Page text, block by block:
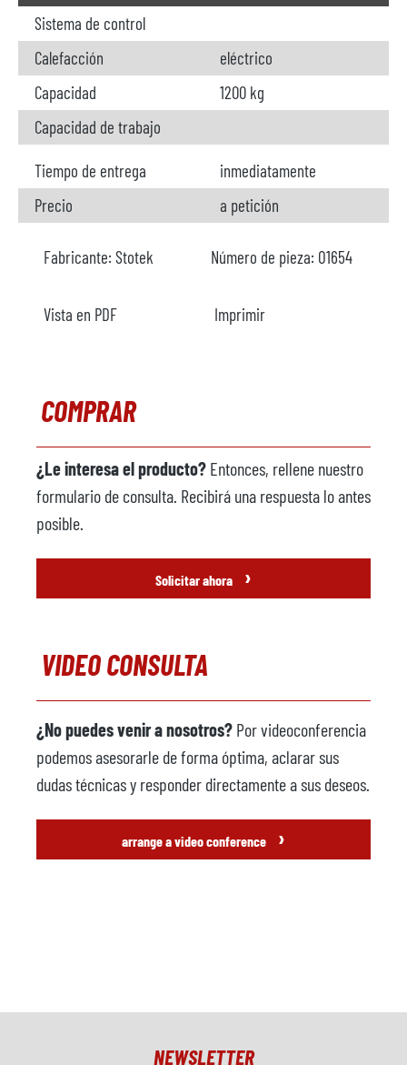
Sistema de control
Calefacción
eléctrico
Capacidad
1200 kg
Capacidad de trabajo
Tiempo de entrega
inmediatamente
Precio
a petición
Fabricante: Stotek Número de pieza: O1654
Vista en PDF Imprimir
COMPRAR
¿Le interesa el producto? Entonces, rellene nuestro
formulario de consulta. Recibirá una respuesta lo antes
posible.
Solicitar ahora ›
VIDEO CONSULTA
¿No puedes venir a nosotros? Por videoconferencia
podemos asesorarle de forma óptima, aclarar sus
dudas técnicas y responder directamente a sus deseos.
arrange a video conference ›
NEWSLETTER